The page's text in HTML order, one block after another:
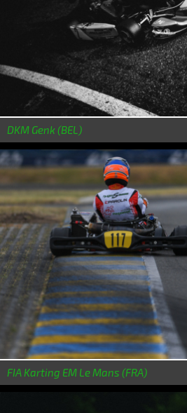
DKM Genk (BEL)
FIA Karting EM Le Mans (FRA)